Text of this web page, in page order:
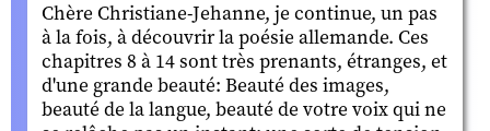
Chère Christiane-Jehanne, je continue, un pas
à la fois, à découvrir la poésie allemande. Ces
chapitres 8 à 14 sont très prenants, étranges, et
d'une grande beauté: Beauté des images,
beauté de la langue, beauté de votre voix qui ne